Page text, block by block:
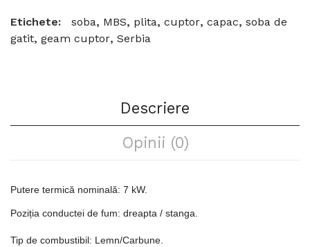
Etichete: soba, MBS, plita, cuptor, capac, soba de
gatit, geam cuptor, Serbia
Descriere
Opinii (0)
Putere termică nominală: 7 kW.
Poziția conductei de fum: dreapta / stanga.
Tip de combustibil: Lemn/Carbune.